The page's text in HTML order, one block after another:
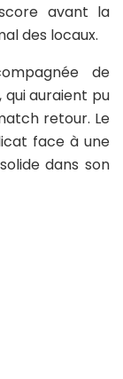
avant la
des locaux.
de
qui auraient pu
retour. Le
face à une
dans son